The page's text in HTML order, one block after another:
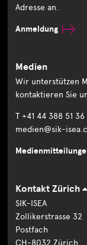
Adresse an.
Anmeldung
Medien
Wir unterstützen
kontaktieren Sie
T +41 44 388 51 36
medien@sik-
Kontakt Zürich
SIK-ISEA
Zollikerstrasse 32
Postfach